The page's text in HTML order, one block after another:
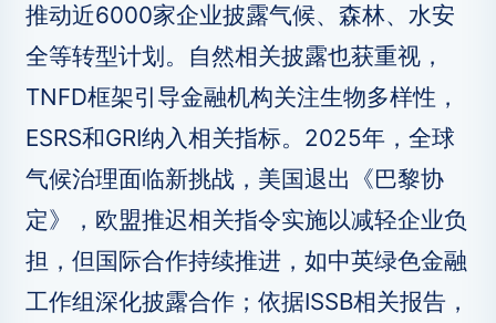
推动近6000家企业披露气候、森林、水安
全等转型计划。自然相关披露也获重视，
TNFD框架引导金融机构关注生物多样性，
ESRS和GRI纳入相关指标。2025年，全球
气候治理面临新挑战，美国退出《巴黎协
定》，欧盟推迟相关指令实施以减轻企业负
担，但国际合作持续推进，如中英绿色金融
工作组深化披露合作；依据ISSB相关报告，